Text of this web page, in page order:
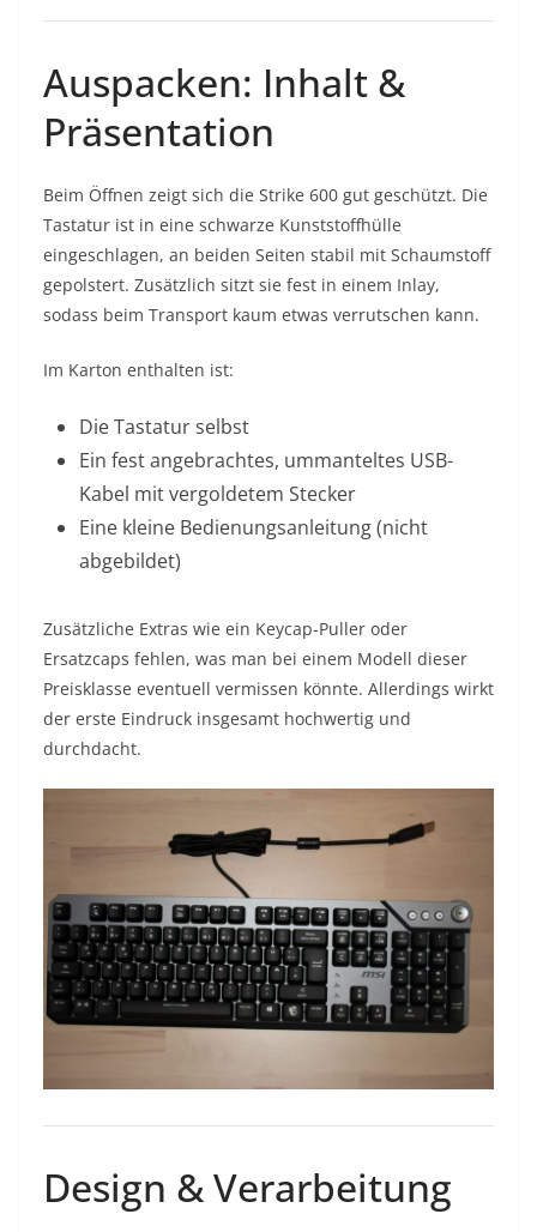
Auspacken: Inhalt &
Präsentation
Beim Öffnen zeigt sich die Strike 600 gut geschützt. Die
Tastatur ist in eine schwarze Kunststoffhülle
eingeschlagen, an beiden Seiten stabil mit Schaumstoff
gepolstert. Zusätzlich sitzt sie fest in einem Inlay,
sodass beim Transport kaum etwas verrutschen kann.
Im Karton enthalten ist:
Die Tastatur selbst
Ein fest angebrachtes, ummanteltes USB-
Kabel mit vergoldetem Stecker
Eine kleine Bedienungsanleitung (nicht
abgebildet)
Zusätzliche Extras wie ein Keycap-Puller oder
Ersatzcaps fehlen, was man bei einem Modell dieser
Preisklasse eventuell vermissen könnte. Allerdings wirkt
der erste Eindruck insgesamt hochwertig und
durchdacht.
Design & Verarbeitung